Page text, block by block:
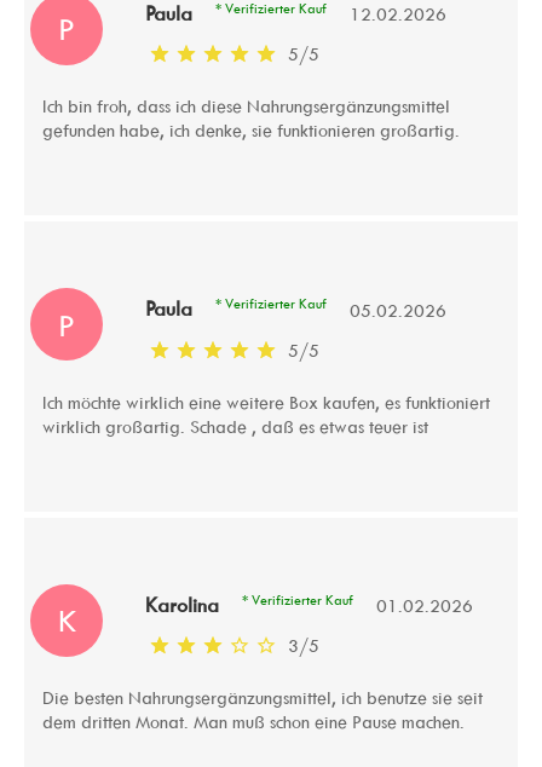
P Paula * Verifizierter Kauf
12.02.2026
5/5
Ich bin froh, dass ich diese Nahrungsergänzungsmittel
gefunden habe, ich denke, sie funktionieren großartig.
P Paula * Verifizierter Kauf
05.02.2026
5/5
Ich möchte wirklich eine weitere Box kaufen, es funktioniert
wirklich großartig. Schade , daß es etwas teuer ist
K Karolina * Verifizierter Kauf
01.02.2026
3/5
Die besten Nahrungsergänzungsmittel, ich benutze sie seit
dem dritten Monat. Man muß schon eine Pause machen.